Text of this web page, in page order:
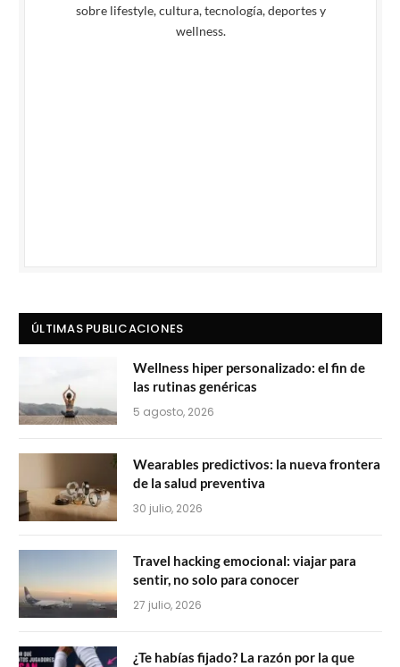
sobre lifestyle, cultura, tecnología, deportes y
wellness.
ÚLTIMAS PUBLICACIONES
Wellness hiper personalizado: el fin de
las rutinas genéricas
5 agosto, 2026
Wearables predictivos: la nueva frontera
de la salud preventiva
30 julio, 2026
Travel hacking emocional: viajar para
sentir, no solo para conocer
27 julio, 2026
¿Te habías fijado? La razón por la que